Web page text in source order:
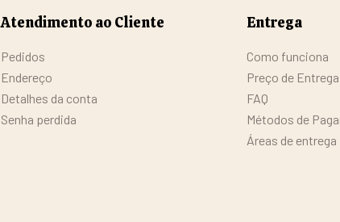
Atendimento ao Cliente
Pedidos
Endereço
Detalhes da conta
Senha perdida
Entrega
Como funciona
Preço de Entrega
FAQ
Métodos de
Áreas de entrega